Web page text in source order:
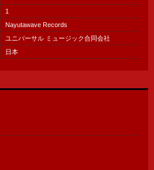
1
Nayutawave Records
ユニバーサル ミュージック合同会社
日本